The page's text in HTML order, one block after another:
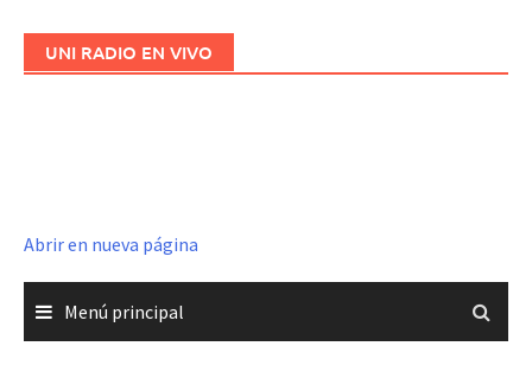
UNI RADIO EN VIVO
Abrir en nueva página
Menú principal